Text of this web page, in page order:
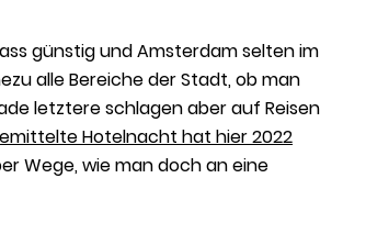
günstig und Amsterdam selten im
alle Bereiche der Stadt, ob man
letztere schlagen aber auf Reisen
Hotelnacht hat hier 2022
Wege, wie man doch an eine